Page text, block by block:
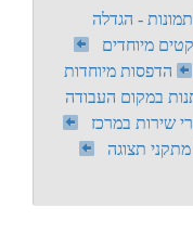
תמונות - הגדלה
מיוחדים
הדפסות מיוחדות
במקום העבודה
שירות במרכז
מתקני תצוגה